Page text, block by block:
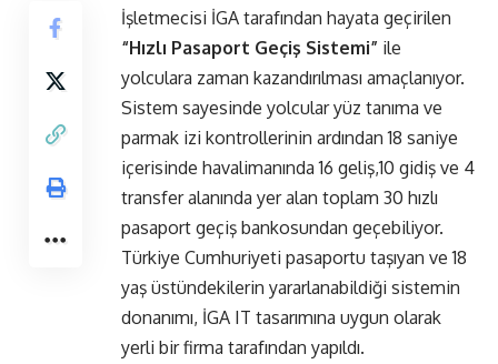
İşletmecisi İGA tarafından hayata geçirilen
“Hızlı Pasaport Geçiş Sistemi” ile
yolculara zaman kazandırılması amaçlanıyor.
Sistem sayesinde yolcular yüz tanıma ve
parmak izi kontrollerinin ardından 18 saniye
içerisinde havalimanında 16 geliş,10 gidiş ve 4
transfer alanında yer alan toplam 30 hızlı
pasaport geçiş bankosundan geçebiliyor.
Türkiye Cumhuriyeti pasaportu taşıyan ve 18
yaş üstündekilerin yararlanabildiği sistemin
donanımı, İGA IT tasarımına uygun olarak
yerli bir firma tarafından yapıldı.